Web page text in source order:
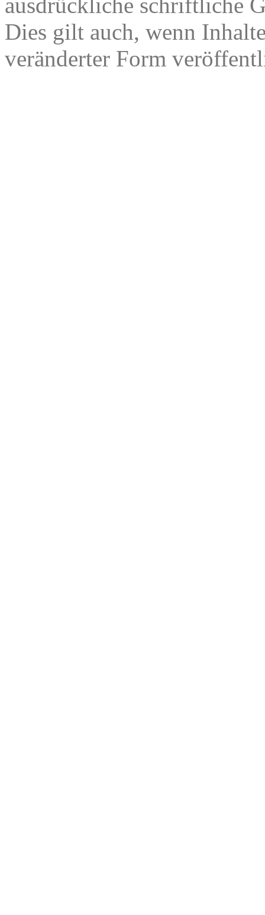
Dies gilt auch, wenn
veränderter Form